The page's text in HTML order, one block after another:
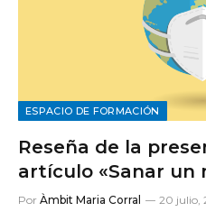
ESPACIO DE FORMACIÓN
Reseña de la
artículo «Sanar un
Por Àmbit Maria Corral 20 julio,